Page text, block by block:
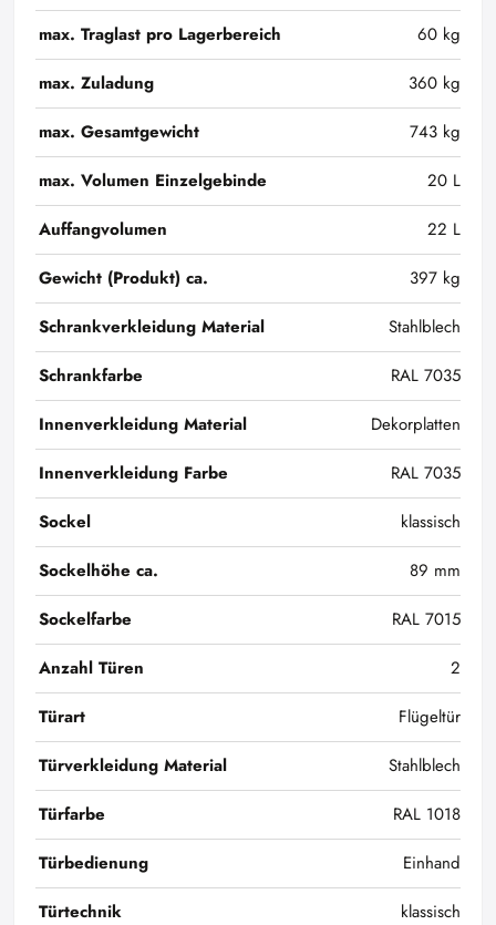
max. Traglast pro Lagerbereich
60 kg
max. Zuladung
360 kg
max. Gesamtgewicht
743 kg
max. Volumen Einzelgebinde
20 L
Auffangvolumen
22 L
Gewicht (Produkt) ca.
397 kg
Schrankverkleidung Material
Stahlblech
Schrankfarbe
RAL 7035
Innenverkleidung Material
Dekorplatten
Innenverkleidung Farbe
RAL 7035
Sockel
klassisch
Sockelhöhe ca.
89 mm
Sockelfarbe
RAL 7015
Anzahl Türen
2
Türart
Flügeltür
Türverkleidung Material
Stahlblech
Türfarbe
RAL 1018
Türbedienung
Einhand
Türtechnik
klassisch